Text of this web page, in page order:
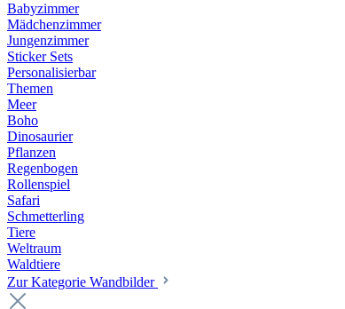
Babyzimmer
Mädchenzimmer
Jungenzimmer
Sticker Sets
Personalisierbar
Themen
Meer
Boho
Dinosaurier
Pflanzen
Regenbogen
Rollenspiel
Safari
Schmetterling
Tiere
Weltraum
Waldtiere
Zur Kategorie Wandbilder